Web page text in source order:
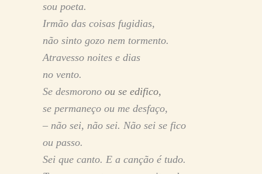
sou poeta.
Irmão das coisas fugidias,
não sinto gozo nem tormento.
Atravesso noites e dias
no vento.
Se desmorono ou se edifico,
se permaneço ou me desfaço,
– não sei, não sei. Não sei se fico
ou passo.
Sei que canto. E a canção é tudo.